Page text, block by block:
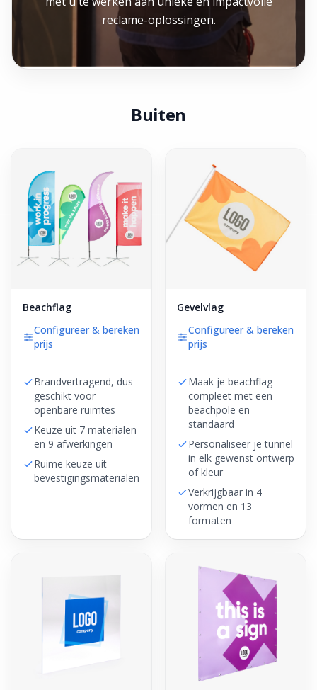
reclame-oplossingen.
Buiten
Beachflag
Configureer & bereken
prijs
Brandvertragend, dus
geschikt voor
openbare ruimtes
Keuze uit 7 materialen
en 9 afwerkingen
Ruime keuze uit
bevestigingsmaterialen
Gevelvlag
Configureer & bereken
prijs
Maak je beachflag
compleet met een
beachpole en
standaard
Personaliseer je tunnel
in elk gewenst ontwerp
of kleur
Verkrijgbaar in 4
vormen en 13
formaten